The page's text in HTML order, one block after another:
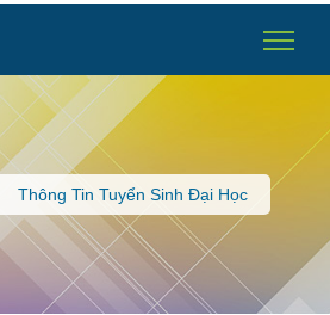
Thông Tin Tuyển Sinh Đại Học